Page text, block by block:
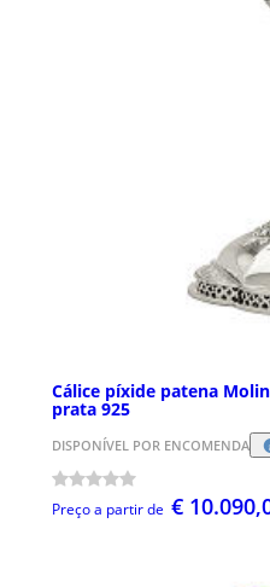
Cálice píxide patena
prata 925
DISPONÍVEL POR ENCOMENDA
Preço a partir de €